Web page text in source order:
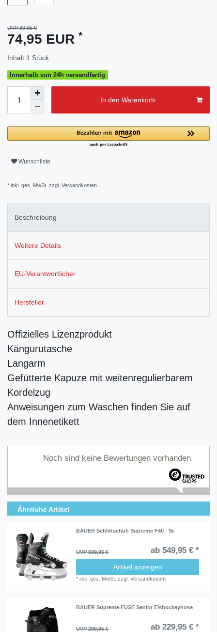
UVP 89,95 €
74,95 EUR *
Inhalt 1 Stück
Innerhalb von 24h versandfertig
In den Warenkorb
Wunschliste
* inkl. ges. MwSt. zzgl. Versandkosten
Beschreibung
Weitere Details
EU-Verantwortlicher
Hersteller
Offizielles Lizenzprodukt
Kängurutasche
Langarm
Gefütterte Kapuze mit weitenregulierbarem
Kordelzug
Anweisungen zum Waschen finden Sie auf
dem Innenetikett
Noch sind keine Bewertungen vorhanden.
Ähnliche Artikel
BAUER Schlittschuh Supreme F40 - Sr.
UVP 699,95 € ab 549,95 € *
Artikel anzeigen
*inkl. ges. MwSt. zzgl.Versandkosten
BAUER Supreme FUSE Senior Eishockeyhose
UVP 299,95 € ab 229,95 € *